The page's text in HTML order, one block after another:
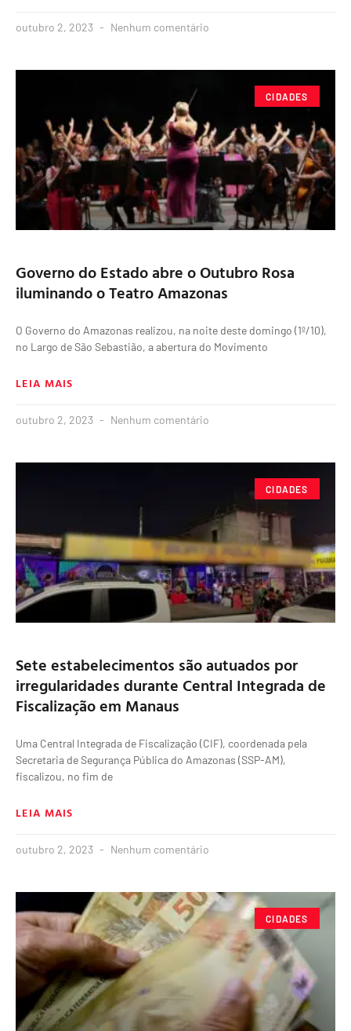
outubro 2, 2023 Nenhum comentário
CIDADES
Governo do Estado abre o Outubro Rosa
iluminando o Teatro Amazonas
O Governo do Amazonas realizou, na noite deste domingo (1º/10),
no Largo de São Sebastião, a abertura do Movimento
LEIA MAIS
outubro 2, 2023 Nenhum comentário
CIDADES
Sete estabelecimentos são autuados por
irregularidades durante Central Integrada de
Fiscalização em Manaus
Uma Central Integrada de Fiscalização (CIF), coordenada pela
Secretaria de Segurança Pública do Amazonas (SSP-AM),
fiscalizou, no fim de
LEIA MAIS
outubro 2, 2023 Nenhum comentário
CIDADES